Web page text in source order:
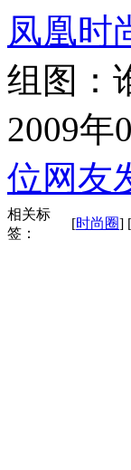
凤凰时
组图：
2009年
位网友
相关标
签：
[时尚圈] [